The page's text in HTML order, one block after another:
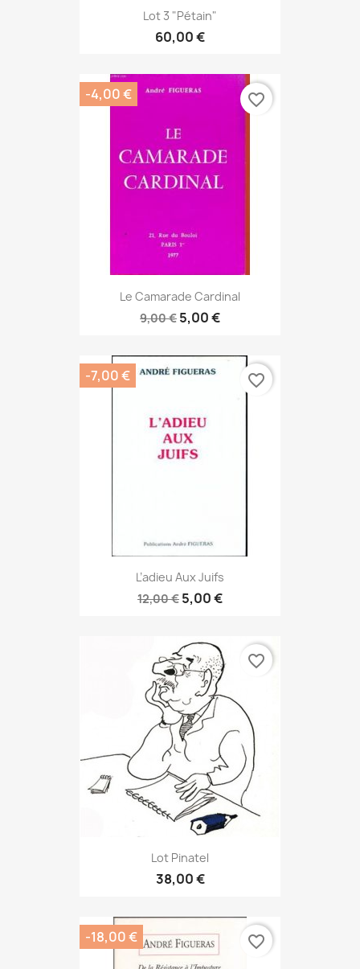
Lot 3 "Pétain"
60,00 €
Le Camarade Cardinal
9,00 € 5,00 €
-4,00 € favorite_border
L’adieu Aux Juifs
12,00 € 5,00 €
-7,00 € favorite_border
Lot Pinatel
38,00 €
favorite_border
-18,00 € favorite_border